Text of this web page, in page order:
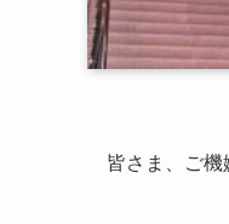
皆さま、ご機